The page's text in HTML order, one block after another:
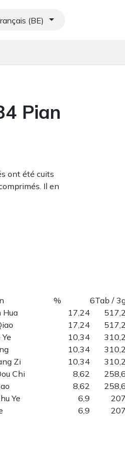
Blog
(BE)
Pian
ont été cuits
Il en
%
6Tab /
Hua 17,24
17,24
10,34
10,34
Zi 10,34
Chi 8,62
8,62
Ye 6,9
6,9